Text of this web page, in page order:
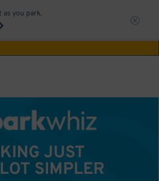
as you park.
JUST
SIMPLER